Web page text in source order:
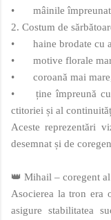
•
mâinile
2. Costum de
•
haine brodate cu
•
motive florale
•
coroană mai
•
ține împreună
ctitoriei și al
Aceste reprezentări
desemnat și de
👑 Mihail – coregent
Asocierea la tron era
asigure stabilitatea